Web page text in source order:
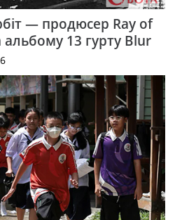
— продюсер Ray of
13 гурту Blur